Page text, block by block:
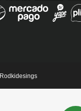
Rodkidesings